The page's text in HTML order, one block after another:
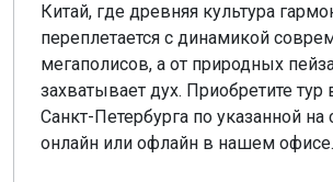
Китай, где древняя культура
переплетается с динамикой
мегаполисов, а от природных
захватывает дух. Приобретите тур
Санкт-Петербурга по указанной на
онлайн или офлайн в нашем офисе.